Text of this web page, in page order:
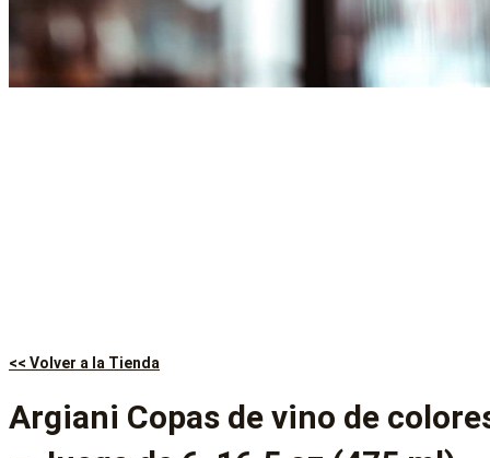
<< Volver a la Tienda
Argiani Copas de vino de